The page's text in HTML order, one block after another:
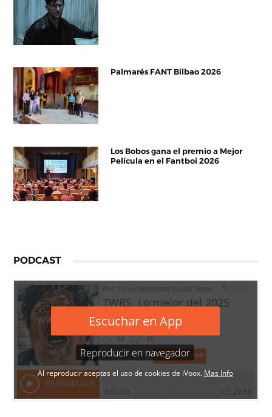
Palmarés FANT Bilbao 2026
Los Bobos gana el premio a Mejor
Película en el Fantboi 2026
PODCAST